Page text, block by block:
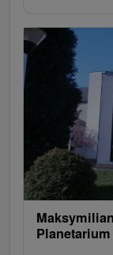
Planetarium